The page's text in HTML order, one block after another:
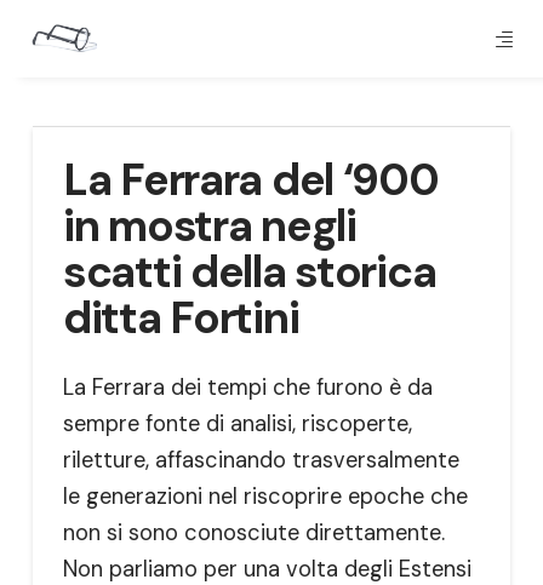
La Ferrara del ‘900
in mostra negli
scatti della storica
ditta Fortini
La Ferrara dei tempi che furono è da
sempre fonte di analisi, riscoperte,
riletture, affascinando trasversalmente
le generazioni nel riscoprire epoche che
non si sono conosciute direttamente.
Non parliamo per una volta degli Estensi